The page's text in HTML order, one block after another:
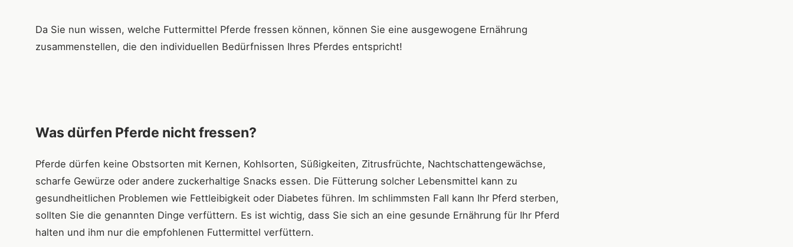
Da Sie nun wissen, welche Futtermittel Pferde fressen können, können Sie eine ausgewogene Ernährung
zusammenstellen, die den individuellen Bedürfnissen Ihres Pferdes entspricht!
Was dürfen Pferde nicht fressen?
Pferde dürfen keine Obstsorten mit Kernen, Kohlsorten, Süßigkeiten, Zitrusfrüchte, Nachtschattengewächse,
scharfe Gewürze oder andere zuckerhaltige Snacks essen. Die Fütterung solcher Lebensmittel kann zu
gesundheitlichen Problemen wie Fettleibigkeit oder Diabetes führen. Im schlimmsten Fall kann Ihr Pferd sterben,
sollten Sie die genannten Dinge verfüttern. Es ist wichtig, dass Sie sich an eine gesunde Ernährung für Ihr Pferd
halten und ihm nur die empfohlenen Futtermittel verfüttern.